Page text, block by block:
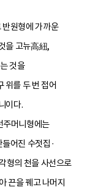
반원형에 가까운
을 고뉴高紐,
것을
위를 두 번 접어
이다.
주머니형에는
어진 수젓집·
형의 천을 사선으로
끈을 꿰고 나머지